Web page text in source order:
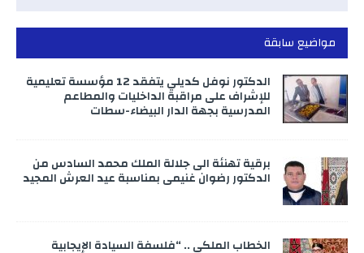
مواضيع سابقة
الدكتور نوفل كديلي يتفقد 12 مؤسسة تعليمية
للإشراف على مراقبة الداخليات والمطاعم
المدرسية بجهة الدار البيضاء-سطات
برقية تهنئة الى جلالة الملك محمد السادس من
الدكتور رضوان غنيمي بمناسبة عيد العرش المجيد
الخطاب الملكي .. “فلسفة السيادة الإيجابية